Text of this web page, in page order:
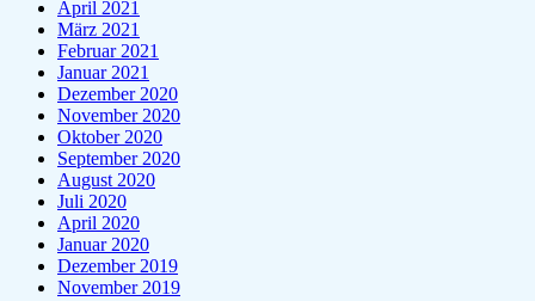
April 2021
März 2021
Februar 2021
Januar 2021
Dezember 2020
November 2020
Oktober 2020
September 2020
August 2020
Juli 2020
April 2020
Januar 2020
Dezember 2019
November 2019